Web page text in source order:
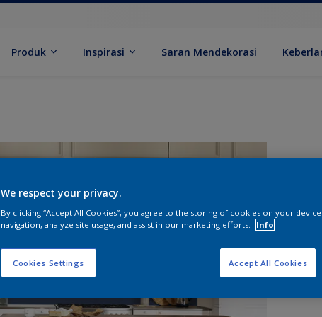
Produk Inspirasi Saran Mendekorasi
We respect your privacy.
By clicking “Accept All Cookies”, you agree to the storing of cookies on your
navigation, analyze site usage, and assist in our marketing efforts.
Info
Cookies Settings Accept All Cookies